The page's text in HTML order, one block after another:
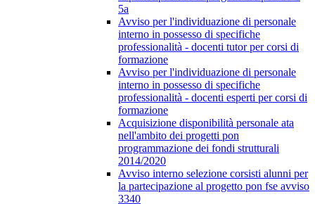
5a
Avviso per l'individuazione di personale
interno in possesso di specifiche
professionalità - docenti tutor per corsi di
formazione
Avviso per l'individuazione di personale
interno in possesso di specifiche
professionalità - docenti esperti per corsi di
formazione
Acquisizione disponibilità personale ata
nell'ambito dei progetti pon
programmazione dei fondi strutturali
2014/2020
Avviso interno selezione corsisti alunni per
la partecipazione al progetto pon fse avviso
3340